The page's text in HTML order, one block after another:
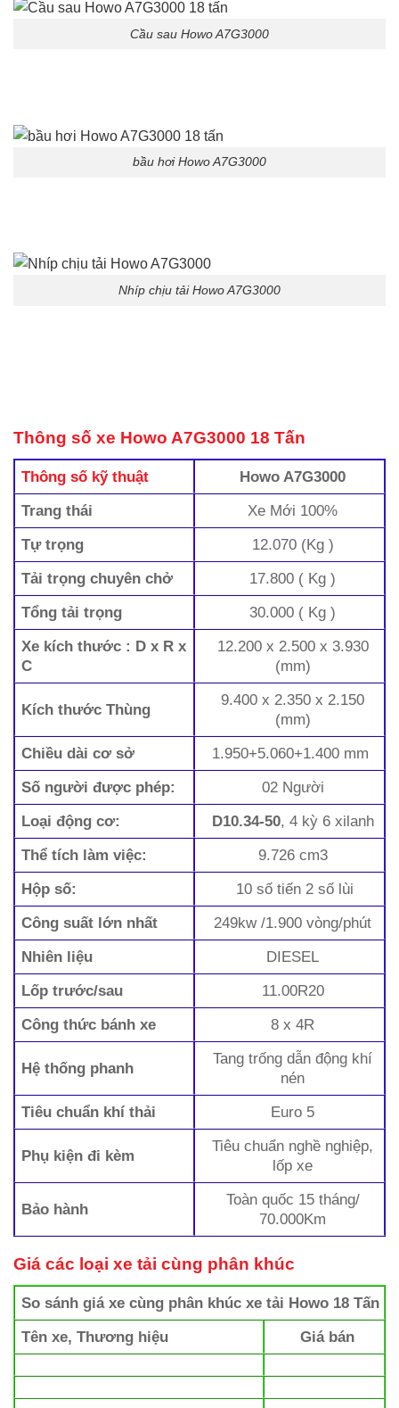
Cầu sau Howo A7G3000
bầu hơi Howo A7G3000
Nhíp chịu tải Howo A7G3000
Thông số xe Howo A7G3000 18 Tấn
Thông số kỹ thuật
Howo A7G3000
Trang thái
Xe Mới 100%
Tự trọng
12.070 (Kg )
Tải trọng chuyên chở
17.800 ( Kg )
Tổng tải trọng
30.000 ( Kg )
Xe kích thước : D x R x
C
12.200 x 2.500 x 3.930
(mm)
Kích thước Thùng
9.400 x 2.350 x 2.150
(mm)
Chiều dài cơ sở
1.950+5.060+1.400 mm
Số người được phép:
02 Người
Loại động cơ:
D10.34-50, 4 kỳ 6 xilanh
Thể tích làm việc:
9.726 cm3
Hộp số:
10 số tiến 2 số lùi
Công suất lớn nhất
249kw /1.900 vòng/phút
Nhiên liệu
DIESEL
Lốp trước/sau
11.00R20
Công thức bánh xe
8 x 4R
Hệ thống phanh
Tang trống dẫn động khí
nén
Tiêu chuẩn khí thải
Euro 5
Phụ kiện đi kèm
Tiêu chuẩn nghề nghiệp,
lốp xe
Bảo hành
Toàn quốc 15 tháng/
70.000Km
Giá các loại xe tải cùng phân khúc
So sánh giá xe cùng phân khúc xe tải Howo 18 Tấn
Tên xe, Thương hiệu
Giá bán